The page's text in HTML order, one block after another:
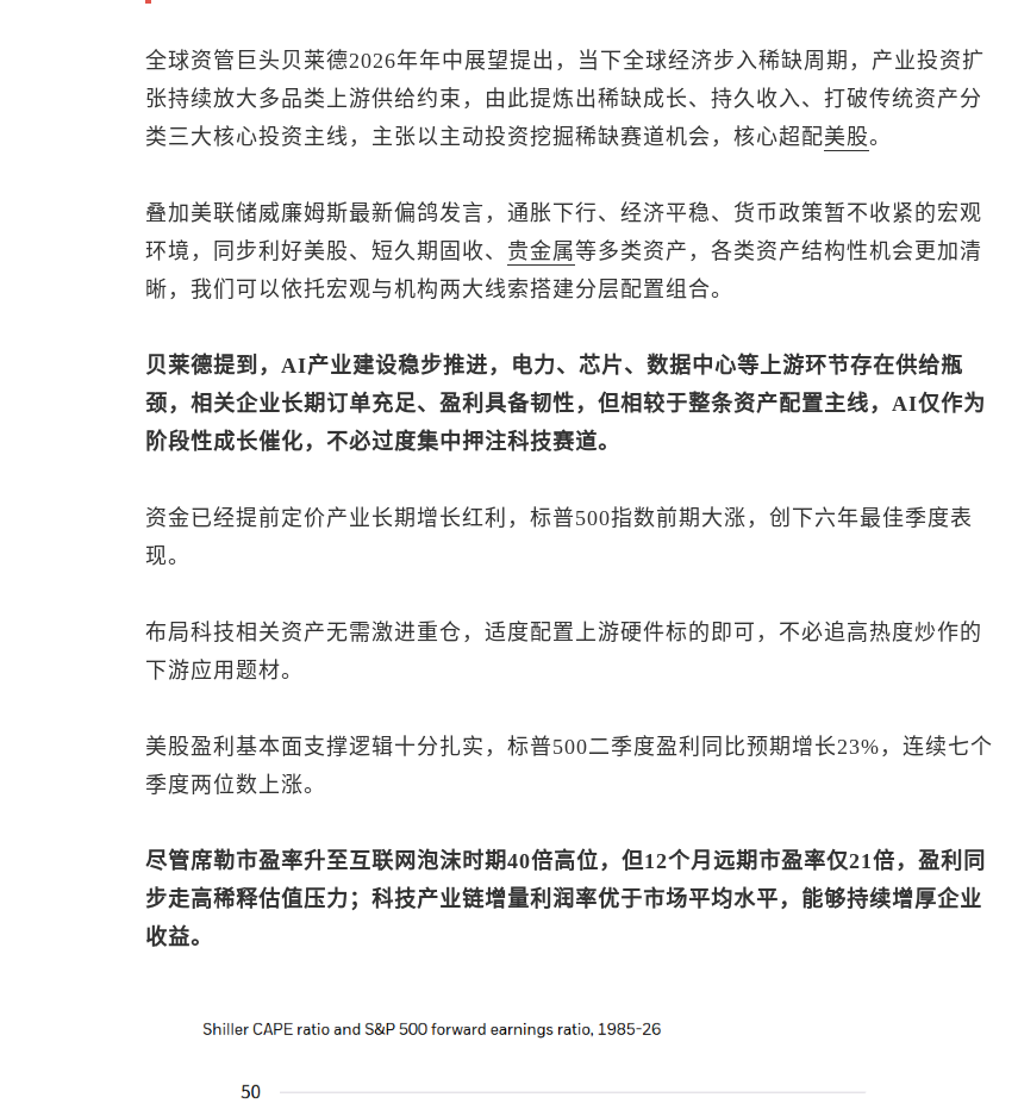
全球资管巨头贝莱德2026年年中展望提出，当下全球经济步入稀缺周期，产业投资扩
张持续放大多品类上游供给约束，由此提炼出稀缺成长、持久收入、打破传统资产分
类三大核心投资主线，主张以主动投资挖掘稀缺赛道机会，核心超配美股。
叠加美联储威廉姆斯最新偏鸽发言，通胀下行、经济平稳、货币政策暂不收紧的宏观
环境，同步利好美股、短久期固收、 贵金属等多类资产，各类资产结构性机会更加清
晰，我们可以依托宏观与机构两大线索搭建分层配置组合。
贝莱德提到，AI产业建设稳步推进，电力、芯片、数据中心等上游环节存在供给瓶
颈，相关企业长期订单充足、盈利具备韧性，但相较于整条资产配置主线，AI仅作为
阶段性成长催化，不必过度集中押注科技赛道。
资金已经提前定价产业长期增长红利， 标普500指数前期大涨，创下六年最佳季度表
现。
布局科技相关资产无需激进重仓，适度配置上游硬件标的即可，不必追高热度炒作的
下游应用题材。
美股盈利基本面支撑逻辑十分扎实， 标普500二季度盈利同比预期增长23%，连续七个
季度两位数上涨。
尽管席勒市盈率升至互联网泡沫时期40倍高位，但12个月远期市盈率仅21倍，盈利同
步走高稀释估值压力；科技产业链增量利润率优于市场平均水平，能够持续增厚企业
收益。